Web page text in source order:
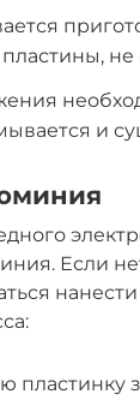
не
и
Если
пластинку